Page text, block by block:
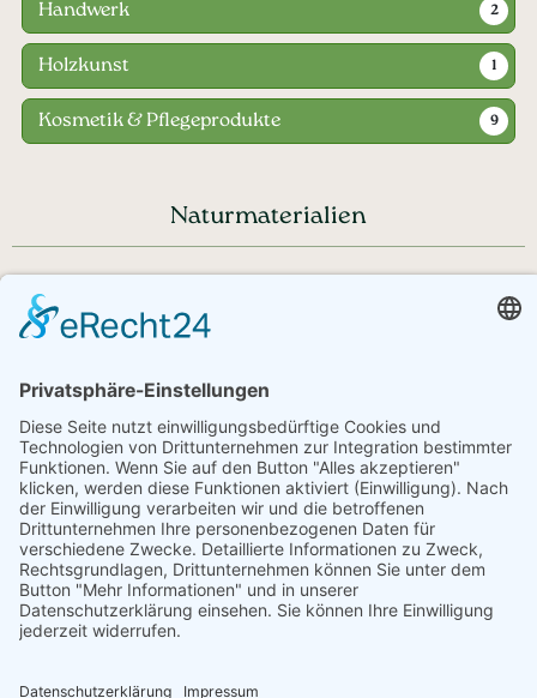
Handwerk 2
Holzkunst 1
Kosmetik & Pflegeprodukte 9
Naturmaterialien
Haben Sie noch Fragen?
+43 720 353535 - Rückrufservice
service@regionale-produkte.online
© Regionale Produkte | powered by
Creativomedia GmbH
Downloads
Impressum